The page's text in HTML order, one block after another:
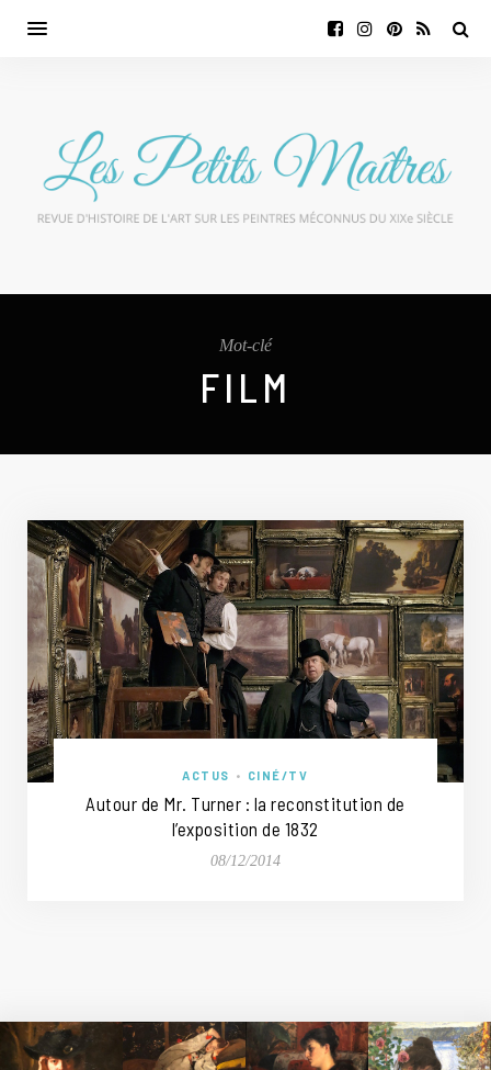
Mot-clé
FILM
ACTUS • CINÉ/TV
Autour de Mr. Turner : la reconstitution de
l’exposition de 1832
08/12/2014